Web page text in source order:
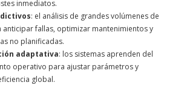
inmediatos.
: el análisis de grandes volúmenes de
anticipar fallas, optimizar mantenimientos y
no planificadas.
adaptativa: los sistemas aprenden del
operativo para ajustar parámetros y
global.